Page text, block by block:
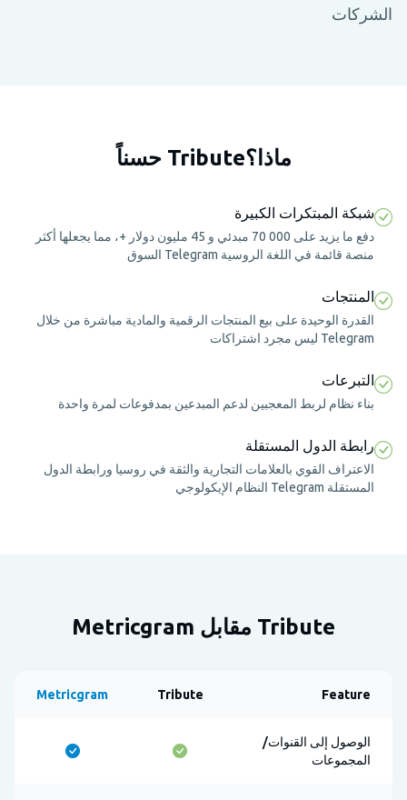
الشركات
ماذا؟Tribute حسناً
شبكة المبتكرات الكبيرة
دفع ما يزيد على 000 70 مبدئي و 45 مليون دولار +، مما يجعلها أكثر
منصة قائمة في اللغة الروسية Telegram السوق
المنتجات
القدرة الوحيدة على بيع المنتجات الرقمية والمادية مباشرة من خلال
Telegram ليس مجرد اشتراكات
التبرعات
بناء نظام لربط المعجبين لدعم المبدعين بمدفوعات لمرة واحدة
رابطة الدول المستقلة
الاعتراف القوي بالعلامات التجارية والثقة في روسيا ورابطة الدول
المستقلة Telegram النظام الإيكولوجي
Tribute مقابل Metricgram
Feature
Tribute
Metricgram
الوصول إلى القنوات/
المجموعات